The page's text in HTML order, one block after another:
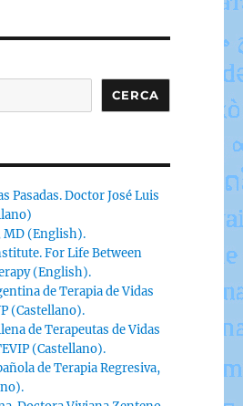
CERCA
Pasadas. Doctor José Luis
MD (English).
For Life Between
(English).
de Terapia de Vidas
(Castellano).
de Terapeutas de Vidas
(Castellano).
de Terapia Regresiva,